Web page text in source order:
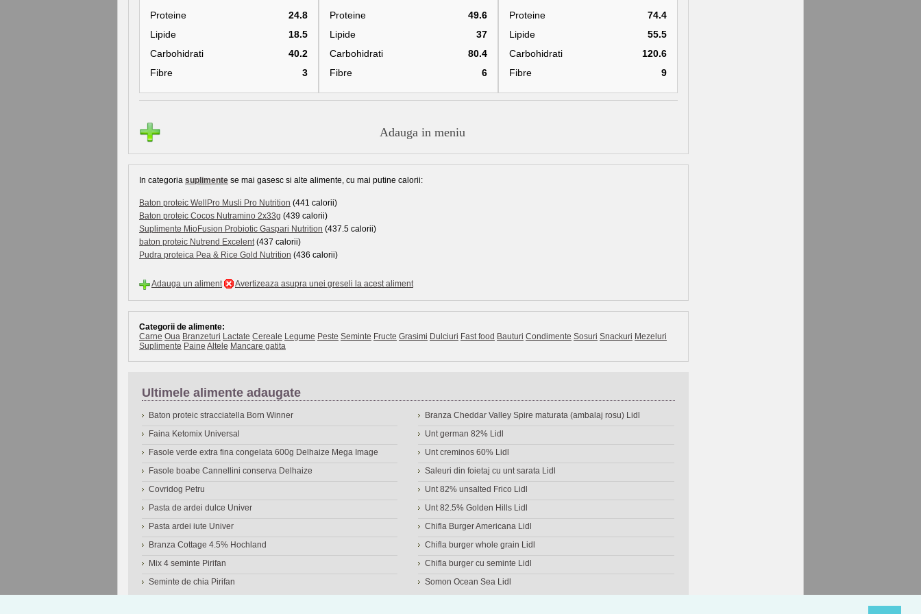
Proteine
24.8
Lipide
18.5
Carbohidrati
40.2
Fibre
3
Proteine
49.6
Lipide
37
Carbohidrati
80.4
Fibre
6
Proteine
74.4
Lipide
55.5
Carbohidrati
120.6
Fibre
9
Adauga in meniu
In categoria suplimente se mai gasesc si alte alimente, cu mai putine calorii:
Baton proteic WellPro Musli Pro Nutrition (441 calorii)
Baton proteic Cocos Nutramino 2x33g (439 calorii)
Suplimente MioFusion Probiotic Gaspari Nutrition (437.5 calorii)
baton proteic Nutrend Excelent(437 calorii)
Pudra proteica Pea & Rice Gold Nutrition (436 calorii)
Adauga un aliment Avertizeaza asupra unei greseli la acest aliment
Categorii de alimente:
Carne Oua Branzeturi Lactate Cereale Legume Peste Seminte Fructe Grasimi Dulciuri Fast food Bauturi Condimente Sosuri Snackuri Mezeluri
Suplimente Paine Altele Mancare gatita
Ultimele alimente adaugate
Baton proteic stracciatella Born Winner
Faina Ketomix Universal
Fasole verde extra fina congelata 600g Delhaize Mega Image
Fasole boabe Cannellini conserva Delhaize
Covridog Petru
Pasta de ardei dulce Univer
Pasta ardei iute Univer
Branza Cottage 4.5% Hochland
Mix 4 seminte Pirifan
Seminte de chia Pirifan
Branza Cheddar Valley Spire maturata (ambalaj rosu) Lidl
Unt german 82% Lidl
Unt creminos 60% Lidl
Saleuri din foietaj cu unt sarata Lidl
Unt 82% unsalted Frico Lidl
Unt 82.5% Golden Hills Lidl
Chifla Burger Americana Lidl
Chifla burger whole grain Lidl
Chifla burger cu seminte Lidl
Somon Ocean Sea Lidl